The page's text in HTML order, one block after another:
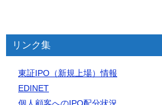
リンク集
東証IPO（新規上場）情報
EDINET
個人顧客へのIPO配分状況